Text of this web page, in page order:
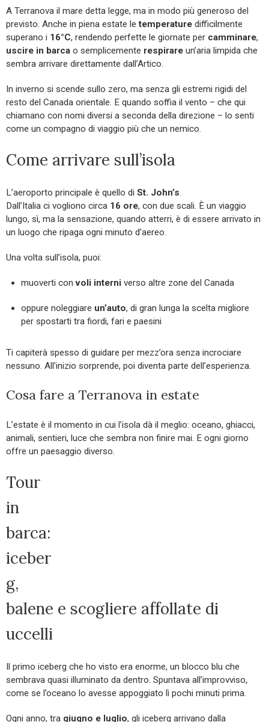
A Terranova il mare detta legge, ma in modo più generoso del
previsto. Anche in piena estate letemperature difficilmente
superano i 16°C, rendendo perfette le giornate per camminare,
uscire in barca o semplicemente respirare un’aria limpida che
sembra arrivare direttamente dall’Artico.
In inverno si scende sullo zero, ma senza gli estremi rigidi del
resto del Canada orientale. E quando soffia il vento – che qui
chiamano con nomi diversi a seconda della direzione – lo senti
come un compagno di viaggio più che un nemico.
Come arrivare sull’isola
L’aeroporto principale è quello di St. John’s.
Dall’Italia ci vogliono circa 16 ore, con due scali. È un viaggio
lungo, sì, ma la sensazione, quando atterri, è di essere arrivato in
un luogo che ripaga ogni minuto d’aereo.
Una volta sull’isola, puoi:
muoverti convoli interni verso altre zone del Canada
oppure noleggiare un’auto, di gran lunga la scelta migliore
per spostarti tra fiordi, fari e paesini
Ti capiterà spesso di guidare per mezz’ora senza incrociare
nessuno. All’inizio sorprende, poi diventa parte dell’esperienza.
Cosa fare a Terranova in estate
L’estate è il momento in cui l’isola dà il meglio: oceano, ghiacci,
animali, sentieri, luce che sembra non finire mai. E ogni giorno
offre un paesaggio diverso.
Tour
in
barca:
iceber
g,
balene e scogliere affollate di
uccelli
Il primo iceberg che ho visto era enorme, un blocco blu che
sembrava quasi illuminato da dentro. Spuntava all’improvviso,
come se l’oceano lo avesse appoggiato lì pochi minuti prima.
Ogni anno, tra giugno e luglio, gli iceberg arrivano dalla